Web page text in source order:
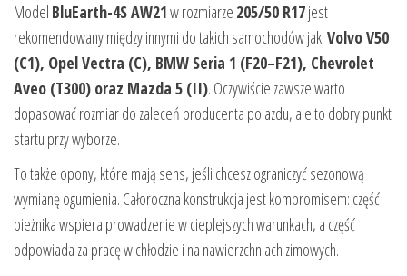
Model BluEarth-4S AW21w rozmiarze 205/50 R17jest
rekomendowany między innymi do takich samochodów jak:Volvo V50
(C1), Opel Vectra (C), BMW Seria 1 (F20–F21), Chevrolet
Aveo (T300) oraz Mazda 5 (II). Oczywiście zawsze warto
dopasować rozmiar do zaleceń producenta pojazdu, ale to dobry punkt
startu przy wyborze.
To także opony, które mają sens, jeśli chcesz ograniczyć sezonową
wymianę ogumienia. Całoroczna konstrukcja jest kompromisem: część
bieżnika wspiera prowadzenie w cieplejszych warunkach, a część
odpowiada za pracę w chłodzie i na nawierzchniach zimowych.